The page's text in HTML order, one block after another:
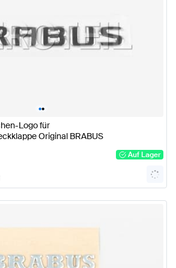
••
Logo für
Original BRABUS
Auf Lager